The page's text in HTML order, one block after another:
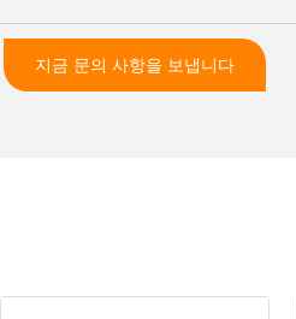
지금 문의 사항을 보냅니다